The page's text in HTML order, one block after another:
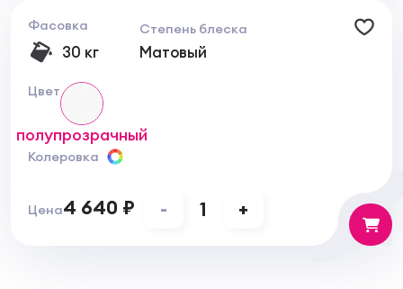
Фасовка
30 кг
Степень блеска
Матовый
Цвет
полупрозрачный
Колеровка
Цена4 640 ₽ - 1 +